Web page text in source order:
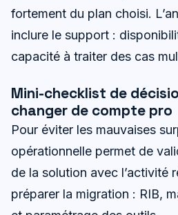
fortement du plan choisi.
inclure le support :
capacité à traiter des cas
Mini-checklist de
changer de compte pro
Pour éviter les mauvaises
opérationnelle permet de
de la solution avec l’activité
préparer la migration : RIB,